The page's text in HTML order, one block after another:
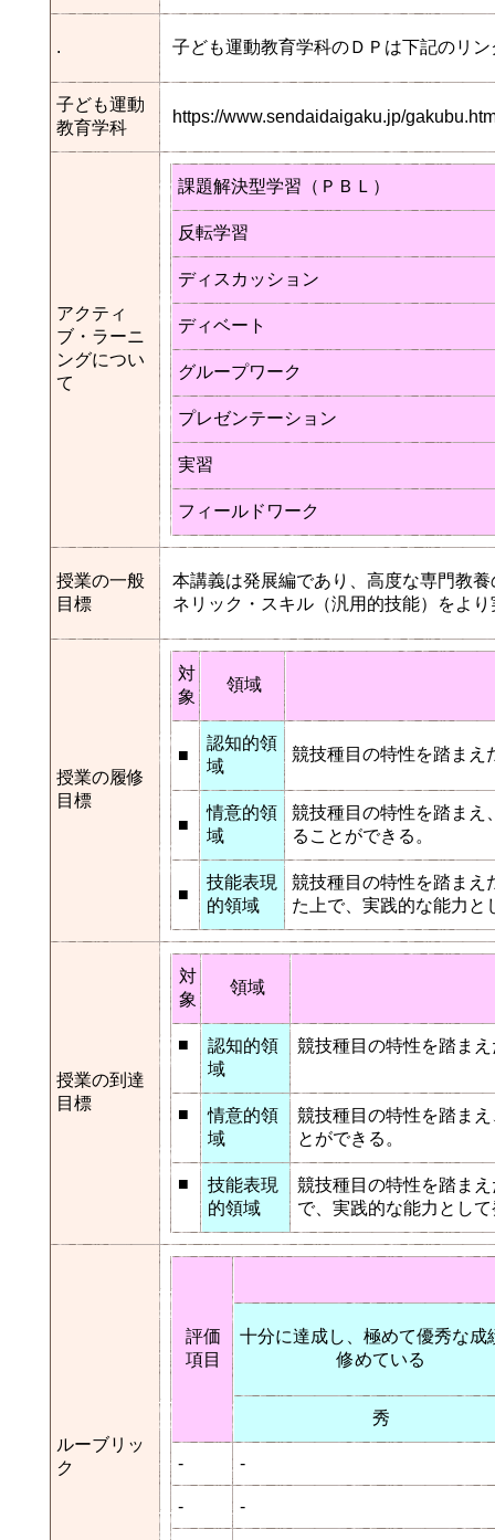
. 子ども運動教育学科のＤＰは下記のリ
子ども運動
教育学科
https://www.sendaidaigaku.jp/
アクティ
ブ・ラーニ
ングについ
て
課題解決型学習（ＰＢＬ）
反転学習
ディスカッション
ディベート
グループワーク
プレゼンテーション
実習
フィールドワーク
授業の一般
目標
本講義は発展編であり、高度な専門教
ネリック・スキル（汎用的技能）をよ
授業の履修
目標
対
象
領域
■
認知的領
域
競技種目の特性を踏まえ
■
情意的領
域
競技種目の特性を踏まえ
ることができる。
■
技能表現
的領域
競技種目の特性を踏まえ
た上で、実践的な能力と
授業の到達
目標
対
象
領域
■
認知的領
域
競技種目の特性を踏ま
■
情意的領
域
競技種目の特性を踏ま
とができる。
■
技能表現
的領域
競技種目の特性を踏ま
で、実践的な能力とし
ルーブリッ
ク
評価
項目
十分に達成し、極めて優秀な成
修めている
秀
- -
- -